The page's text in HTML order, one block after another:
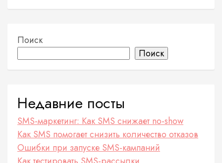
Поиск
Поиск
Недавние посты
SMS-маркетинг: Как SMS снижает no-show
Как SMS помогает снизить количество отказов
Ошибки при запуске SMS-кампаний